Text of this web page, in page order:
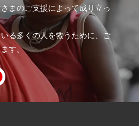
まのご支援によって成り立っ
る多くの人を救うために、ご
す。